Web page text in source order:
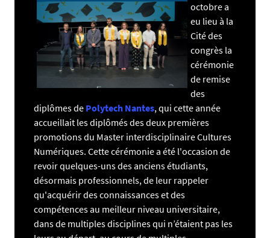
octobre a
eu lieu à la
Cité des
congrès la
cérémonie
de remise
des
diplômes de Polytech Nantes, qui cette année
accueillait les diplômés des deux premières
promotions du Master interdisciplinaire Cultures
Numériques. Cette cérémonie a été l'occasion de
revoir quelques-uns des anciens étudiants,
désormais professionnels, de leur rappeler
qu'acquérir des connaissances et des
compétences au meilleur niveau universitaire,
dans de multiples disciplines qui n’étaient pas les